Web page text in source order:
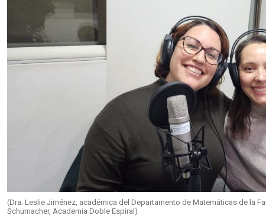
(Dra. Leslie Jiménez, académica del Departamento de Matemáticas de la
Schumacher, Academia Doble Espiral)